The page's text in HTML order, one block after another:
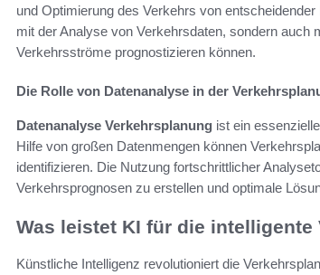
und Optimierung des Verkehrs von entscheidender
mit der Analyse von Verkehrsdaten, sondern
Verkehrsströme prognostizieren können.
Die Rolle von Datenanalyse in der
Datenanalyse Verkehrsplanung ist ein
Hilfe von großen Datenmengen können
identifizieren. Die Nutzung fortschrittlicher
Verkehrsprognosen zu erstellen und optimale
Was leistet KI für die intelligente
Künstliche Intelligenz revolutioniert die